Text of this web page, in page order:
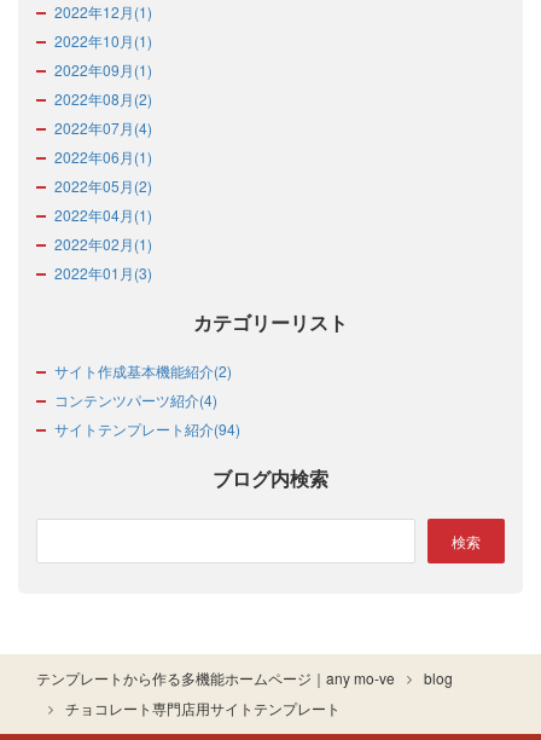
2022年12月(1)
2022年10月(1)
2022年09月(1)
2022年08月(2)
2022年07月(4)
2022年06月(1)
2022年05月(2)
2022年04月(1)
2022年02月(1)
2022年01月(3)
カテゴリーリスト
サイト作成基本機能紹介(2)
コンテンツパーツ紹介(4)
サイトテンプレート紹介(94)
ブログ内検索
テンプレートから作る多機能ホームページ｜any mo-ve
blog
チョコレート専門店用サイトテンプレート